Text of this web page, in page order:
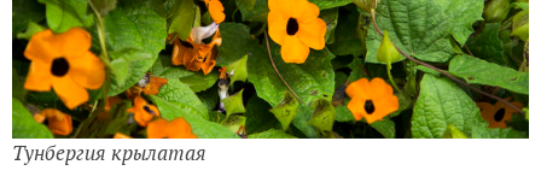
Тунбергия крылатая